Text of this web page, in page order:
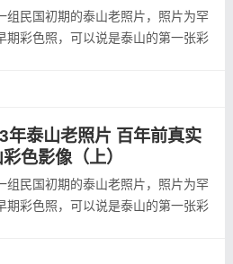
组民国初期的泰山老照片，照片为罕
期彩色照，可以说是泰山的第一张彩
彩照，是难得的世界早期彩照，其中
拍摄了大概750张照片，均为彩照,这
可以说是中国的第一组彩照。本组
年泰山老照片 百年前真实
色影像（上）
组民国初期的泰山老照片，照片为罕
期彩色照，可以说是泰山的第一张彩